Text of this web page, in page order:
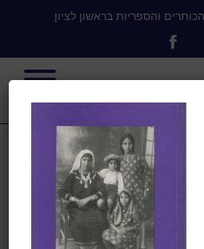
והספריות בראשון לציון
זקופה